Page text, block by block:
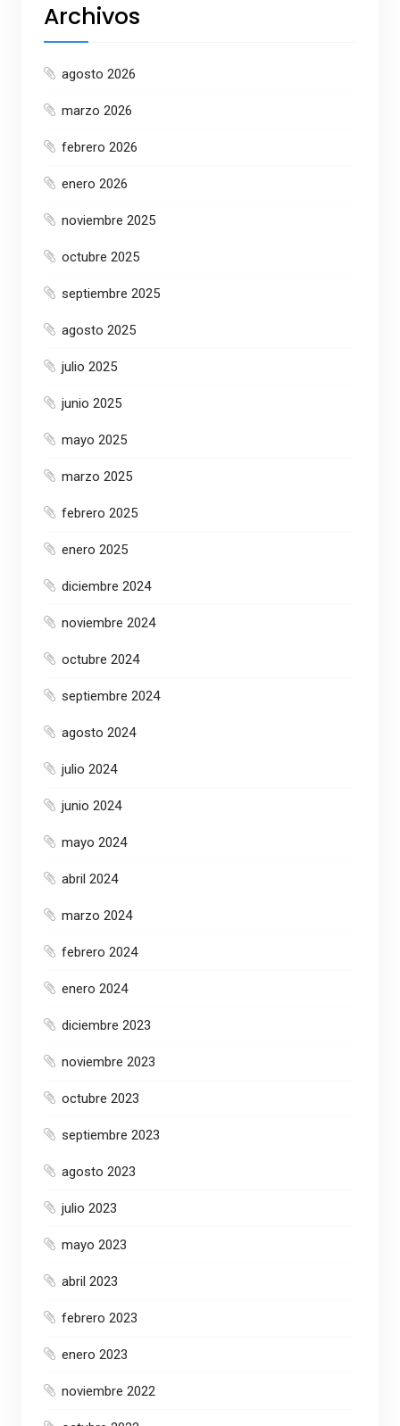
Archivos
agosto 2026
marzo 2026
febrero 2026
enero 2026
noviembre 2025
octubre 2025
septiembre 2025
agosto 2025
julio 2025
junio 2025
mayo 2025
marzo 2025
febrero 2025
enero 2025
diciembre 2024
noviembre 2024
octubre 2024
septiembre 2024
agosto 2024
julio 2024
junio 2024
mayo 2024
abril 2024
marzo 2024
febrero 2024
enero 2024
diciembre 2023
noviembre 2023
octubre 2023
septiembre 2023
agosto 2023
julio 2023
mayo 2023
abril 2023
febrero 2023
enero 2023
noviembre 2022